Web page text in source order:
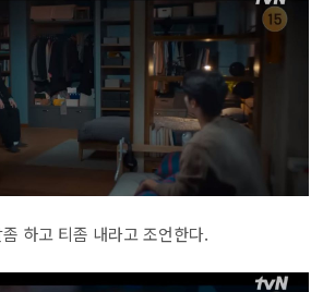
하고 티좀 내라고 조언한다.